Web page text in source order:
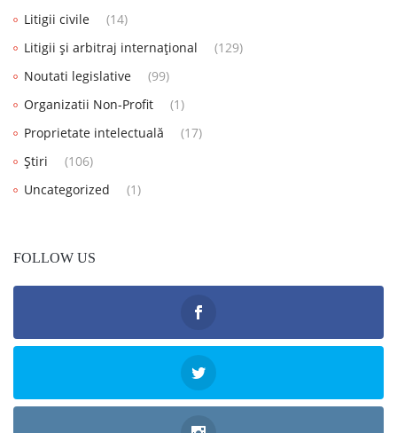
Litigii civile
(14)
Litigii și arbitraj internațional
(129)
Noutati legislative
(99)
Organizatii Non-Profit
(1)
Proprietate intelectuală
(17)
Știri
(106)
Uncategorized
(1)
FOLLOW US